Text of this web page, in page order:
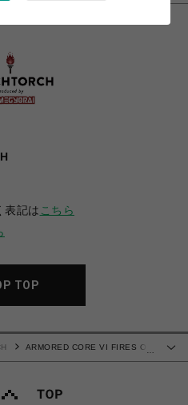
表記は こちら
TOP
ARMORED CORE VI FIRES OF